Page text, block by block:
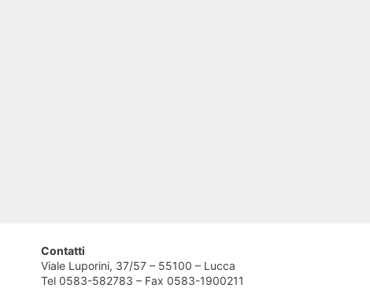
Contatti
Viale Luporini, 37/57 – 55100 – Lucca
Tel 0583-582783 – Fax 0583-1900211